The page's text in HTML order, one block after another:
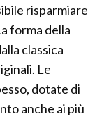
risparmiare
forma della
classica
Le
dotate di
anche ai più